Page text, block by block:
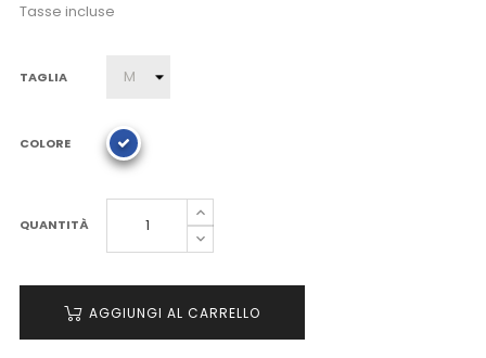
Tasse incluse
TAGLIA
COLORE
QUANTITÀ
AGGIUNGI AL CARRELLO